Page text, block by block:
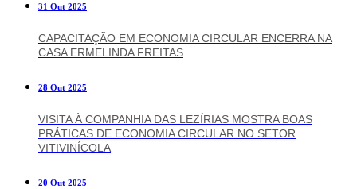
31 Out 2025
CAPACITAÇÃO EM ECONOMIA CIRCULAR ENCERRA NA
CASA ERMELINDA FREITAS
28 Out 2025
VISITA À COMPANHIA DAS LEZÍRIAS MOSTRA BOAS
PRÁTICAS DE ECONOMIA CIRCULAR NO SETOR
VITIVINÍCOLA
20 Out 2025